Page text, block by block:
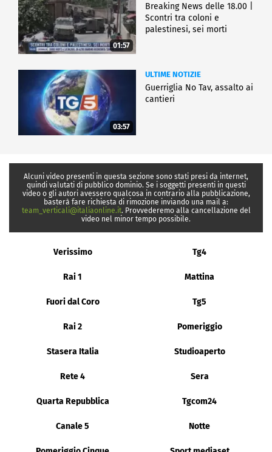
01:57
Breaking News delle 18.00 |
Scontri tra coloni e
palestinesi, sei morti
03:57
ULTIME NOTIZIE
Guerriglia No Tav, assalto ai
cantieri
Alcuni video presenti in questa sezione sono stati presi da internet,
quindi valutati di pubblico dominio. Se i soggetti presenti in questi
video o gli autori avessero qualcosa in contrario alla pubblicazione,
basterà fare richiesta di rimozione inviando una mail a:
team_verticali@italiaonline.it. Provvederemo alla cancellazione del
video nel minor tempo possibile.
Verissimo Tg4
Rai 1 Mattina
Fuori dal Coro Tg5
Rai 2 Pomeriggio
Stasera Italia Studioaperto
Rete 4 Sera
Quarta Repubblica Tgcom24
Canale 5 Notte